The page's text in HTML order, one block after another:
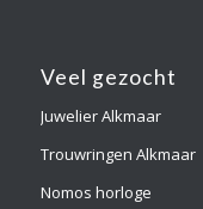
Veel gezocht
Juwelier Alkmaar
Trouwringen Alkmaar
Nomos horloge